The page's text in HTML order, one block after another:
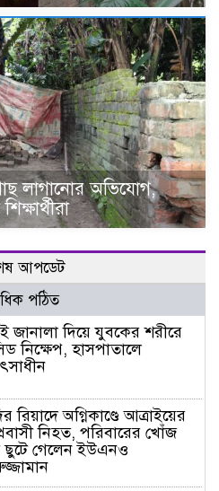
লাগানোর অভিযোগ,
আপডেট
পঠিত
জানালা দিয়ে যুবকের শরীরে
নিক্ষেপ, হাসপাতালে
রিয়াদে অগ্নিকাণ্ডে আত্রাইয়ের
নিহত, পরিবারের খোঁজ
ছুটে গেলেন ইউএনও